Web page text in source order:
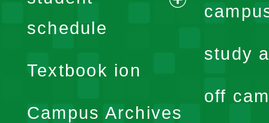
schedule
expand
menu
Textbook ion
Campus Archives
study
off